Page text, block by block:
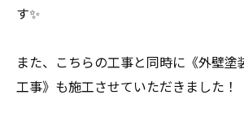
す✨
また、こちらの工事と同時に《外壁塗
工事》も施工させていただきました！